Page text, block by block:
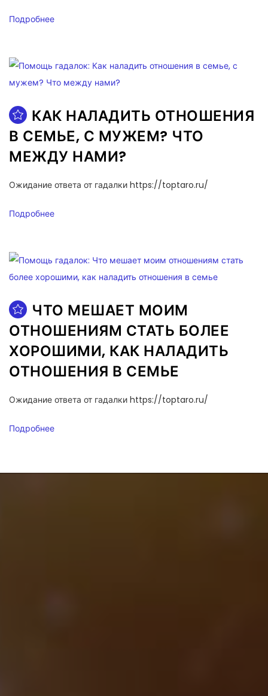
Подробнее
КАК НАЛАДИТЬ ОТНОШЕНИЯ
В СЕМЬЕ, С МУЖЕМ? ЧТО
МЕЖДУ НАМИ?
Ожидание ответа от гадалки https://toptaro.ru/
Подробнее
ЧТО МЕШАЕТ МОИМ
ОТНОШЕНИЯМ СТАТЬ БОЛЕЕ
ХОРОШИМИ, КАК НАЛАДИТЬ
ОТНОШЕНИЯ В СЕМЬЕ
Ожидание ответа от гадалки https://toptaro.ru/
Подробнее